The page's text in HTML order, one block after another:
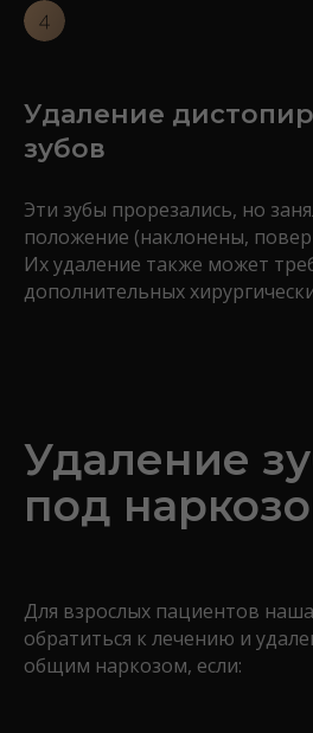
Удаление
зубов
Эти зубы прорезались, но
положение (наклонены,
Их удаление также может
дополнительных
Удаление
под
Для взрослых пациентов
обратиться к лечению и
общим наркозом, если: